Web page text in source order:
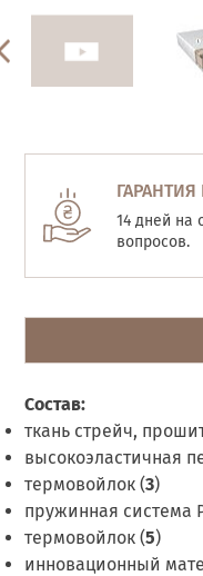
ГАРАНТИЯ
14 дней на
вопросов.
Состав:
ткань стрейч,
высокоэластичная
термовойлок (3)
пружинная система
термовойлок (5)
инновационный